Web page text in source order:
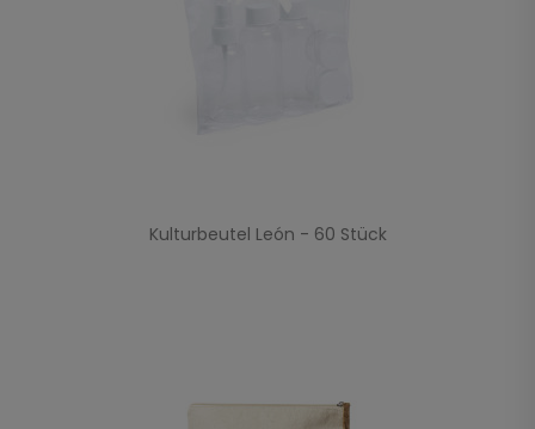
Kulturbeutel León - 60 Stück